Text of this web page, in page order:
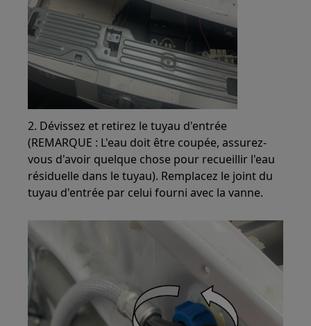
2. Dévissez et retirez le tuyau d'entrée
(REMARQUE : L'eau doit être coupée, assurez-
vous d'avoir quelque chose pour recueillir l'eau
résiduelle dans le tuyau). Remplacez le joint du
tuyau d'entrée par celui fourni avec la vanne.